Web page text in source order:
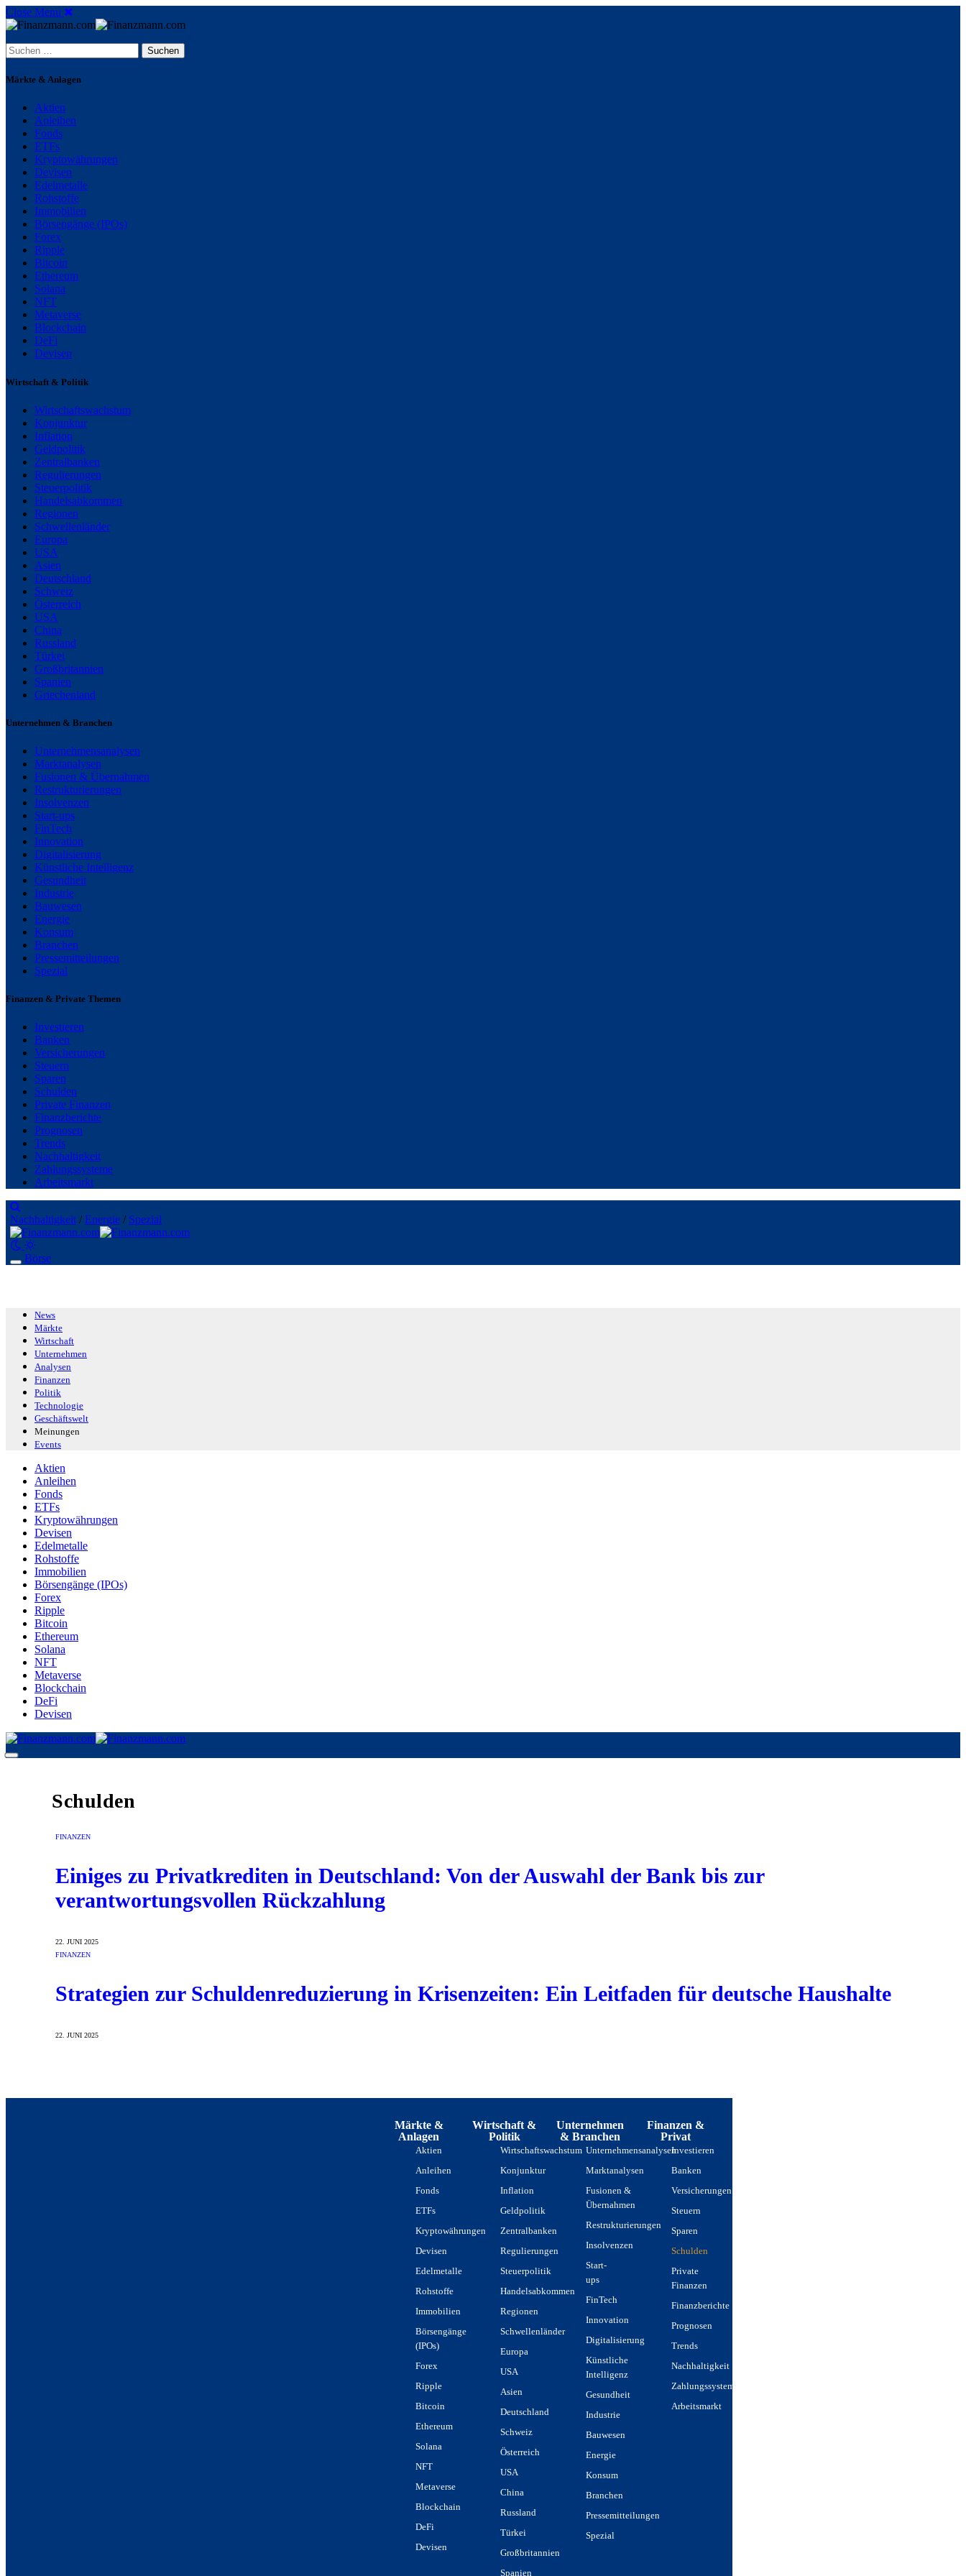
Close Menu
Märkte & Anlagen
Aktien
Anleihen
Fonds
ETFs
Kryptowährungen
Devisen
Edelmetalle
Rohstoffe
Immobilien
Börsengänge (IPOs)
Forex
Ripple
Bitcoin
Ethereum
Solana
NFT
Metaverse
Blockchain
DeFi
Devisen
Wirtschaft & Politik
Wirtschaftswachstum
Konjunktur
Inflation
Geldpolitik
Zentralbanken
Regulierungen
Steuerpolitik
Handelsabkommen
Regionen
Schwellenländer
Europa
USA
Asien
Deutschland
Schweiz
Österreich
USA
China
Russland
Türkei
Großbritannien
Spanien
Griechenland
Unternehmen & Branchen
Unternehmensanalysen
Marktanalysen
Fusionen & Übernahmen
Restrukturierungen
Insolvenzen
Start-ups
FinTech
Innovation
Digitalisierung
Künstliche Intelligenz
Gesundheit
Industrie
Bauwesen
Energie
Konsum
Branchen
Pressemitteilungen
Spezial
Finanzen & Private Themen
Investieren
Banken
Versicherungen
Steuern
Sparen
Schulden
Private Finanzen
Finanzberichte
Prognosen
Trends
Nachhaltigkeit
Zahlungssysteme
Arbeitsmarkt
Nachhaltigkeit /Energie / Spezial
Börse
News
Märkte
Wirtschaft
Unternehmen
Analysen
Finanzen
Politik
Technologie
Geschäftswelt
Meinungen
Events
Aktien
Anleihen
Fonds
ETFs
Kryptowährungen
Devisen
Edelmetalle
Rohstoffe
Immobilien
Börsengänge (IPOs)
Forex
Ripple
Bitcoin
Ethereum
Solana
NFT
Metaverse
Blockchain
DeFi
Devisen
Schulden
FINANZEN
Einiges zu Privatkrediten in Deutschland: Von der Auswahl der Bank bis zur
verantwortungsvollen Rückzahlung
22. JUNI 2025
FINANZEN
Strategien zur Schuldenreduzierung in Krisenzeiten: Ein Leitfaden für deutsche Haushalte
22. JUNI 2025
Märkte &
Anlagen
Aktien
Anleihen
Fonds
ETFs
Kryptowährungen
Devisen
Edelmetalle
Rohstoffe
Immobilien
Börsengänge
(IPOs)
Forex
Ripple
Bitcoin
Ethereum
Solana
NFT
Metaverse
Blockchain
DeFi
Devisen
Wirtschaft &
Politik
Wirtschaftswachstum
Konjunktur
Inflation
Geldpolitik
Zentralbanken
Regulierungen
Steuerpolitik
Handelsabkommen
Regionen
Schwellenländer
Europa
USA
Asien
Deutschland
Schweiz
Österreich
USA
China
Russland
Türkei
Großbritannien
Spanien
Unternehmen
& Branchen
Unternehmensanalysen
Marktanalysen
Fusionen &
Übernahmen
Restrukturierungen
Insolvenzen
Start-
ups
FinTech
Innovation
Digitalisierung
Künstliche
Intelligenz
Gesundheit
Industrie
Bauwesen
Energie
Konsum
Branchen
Pressemitteilungen
Spezial
Finanzen &
Privat
Investieren
Banken
Versicherungen
Steuern
Sparen
Schulden
Private
Finanzen
Finanzberichte
Prognosen
Trends
Nachhaltigkeit
Zahlungssysteme
Arbeitsmarkt